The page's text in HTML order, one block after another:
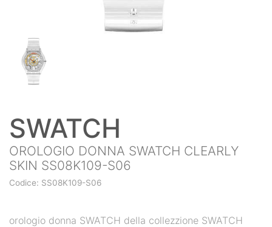
SWATCH
OROLOGIO DONNA SWATCH CLEARLY
SKIN SS08K109-S06
Codice: SS08K109-S06
orologio donna SWATCH della collezzione SWATCH